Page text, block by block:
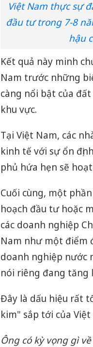
Việt Nam thực sự
đầu tư trong 7-8
hậu
Kết quả này minh
Nam trước những
càng nổi bật của
khu vực.
Tại Việt Nam, các
kinh tế với sự ổn
phủ hứa hẹn sẽ
Cuối cùng, một
hoạch đầu tư hoặc
các doanh nghiệp
Nam như một điểm
doanh nghiệp nước
nói riêng đang tăng
Đây là dấu hiệu rất
kim" sắp tới của Việt
Ông có kỳ vọng gì